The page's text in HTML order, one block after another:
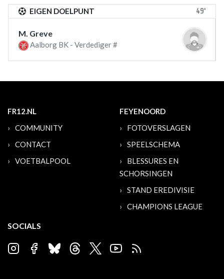
EIGEN DOELPUNT 49'
M. Greve
Aalborg BK - Verdediger #
FR12.NL
COMMUNITY
CONTACT
VOETBALPOOL
FEYENOORD
FOTOVERSLAGEN
SPEELSCHEMA
BLESSURES EN
SCHORSINGEN
STAND EREDIVISIE
CHAMPIONS LEAGUE
SOCIALS